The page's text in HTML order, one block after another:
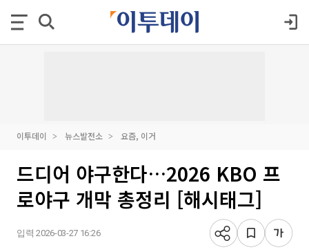
이투데이 뉴스발전소 요즘, 이거
드디어 야구한다…2026 KBO 프
로야구 개막 총정리 [해시태그]
입력 2026-03-27 16:26